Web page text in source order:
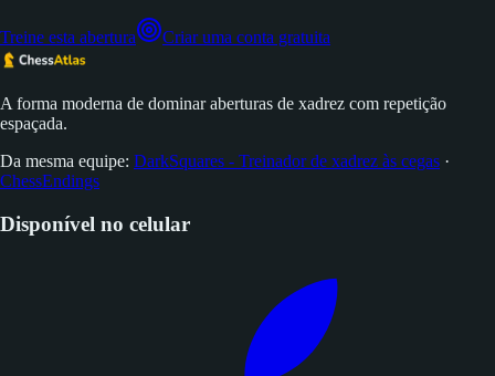
Treine esta abertura Criar uma conta gratuita
A forma moderna de dominar aberturas de xadrez com repetição
espaçada.
Da mesma equipe: DarkSquares - Treinador de xadrez às cegas ·
ChessEndings
Disponível no celular